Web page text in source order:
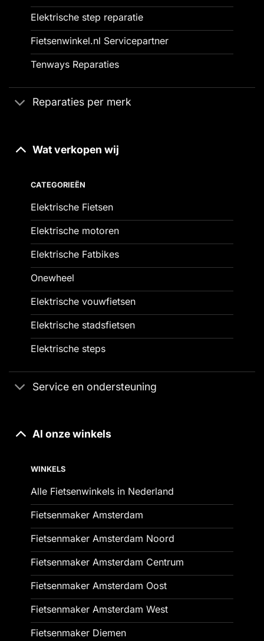
Elektrische step reparatie
Fietsenwinkel.nl Servicepartner
Tenways Reparaties
Reparaties per merk
Wat verkopen wij
CATEGORIEËN
Elektrische Fietsen
Elektrische motoren
Elektrische Fatbikes
Onewheel
Elektrische vouwfietsen
Elektrische stadsfietsen
Elektrische steps
Service en ondersteuning
Al onze winkels
WINKELS
Alle Fietsenwinkels in Nederland
Fietsenmaker Amsterdam
Fietsenmaker Amsterdam Noord
Fietsenmaker Amsterdam Centrum
Fietsenmaker Amsterdam Oost
Fietsenmaker Amsterdam West
Fietsenmaker Diemen